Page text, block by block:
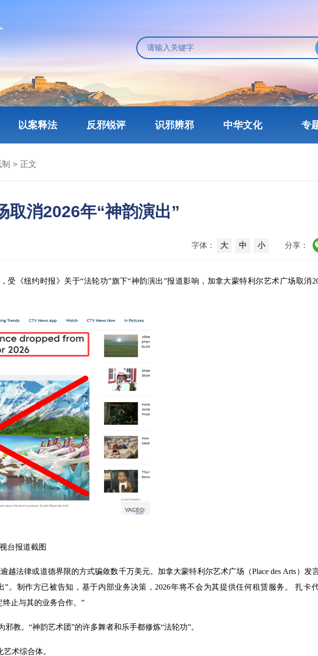
以案释法 反邪锐评 识邪辨邪 中华文化 专
> 正文
取消2026年“神韵演出”
字体： 大 中 小 分享：
《纽约时报》关于“法轮功”旗下“神韵演出”报道影响，加拿大蒙特利尔艺术广场取消
台报道截图
法律或道德界限的方式骗敛数千万美元。加拿大蒙特利尔艺术广场（Place des Arts）发
”。制作方已被告知，基于内部业务决策，2026年将不会为其提供任何租赁服务。 扎卡
止与其的业务合作。”
教。“神韵艺术团”的许多舞者和乐手都修炼“法轮功”。
术综合体。